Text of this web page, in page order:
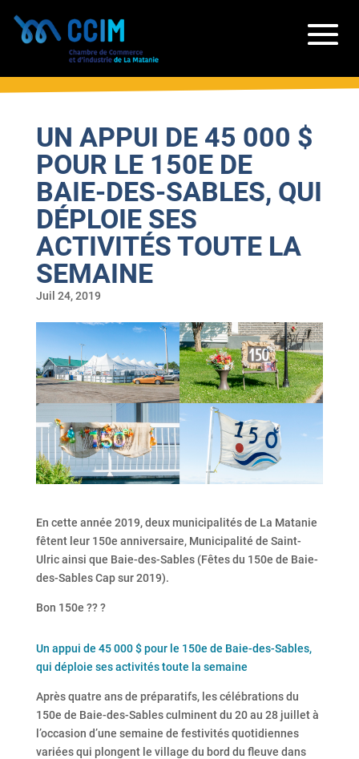
UN APPUI DE 45 000 $
POUR LE 150E DE
BAIE-DES-SABLES, QUI
DÉPLOIE SES
ACTIVITÉS TOUTE LA
SEMAINE
Juil 24, 2019
En cette année 2019, deux municipalités de La Matanie
fêtent leur 150e anniversaire, Municipalité de Saint-
Ulric ainsi que Baie-des-Sables (Fêtes du 150e de Baie-
des-Sables Cap sur 2019).
Bon 150e ?? ?
Un appui de 45 000 $ pour le 150e de Baie-des-Sables,
qui déploie ses activités toute la semaine
Après quatre ans de préparatifs, les célébrations du
150e de Baie-des-Sables culminent du 20 au 28 juillet à
l’occasion d’une semaine de festivités quotidiennes
variées qui plongent le village du bord du fleuve dans